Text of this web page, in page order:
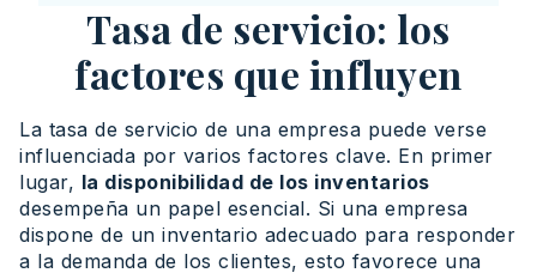
Tasa de servicio: los
factores que influyen
La tasa de servicio de una empresa puede verse
influenciada por varios factores clave. En primer
lugar, la disponibilidad de los inventarios
desempeña un papel esencial. Si una empresa
dispone de un inventario adecuado para responder
a la demanda de los clientes, esto favorece una